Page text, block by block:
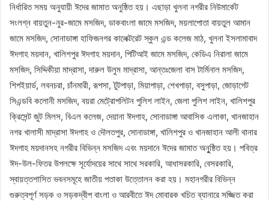
নির্ধারিত সময় অনুযায়ী ঈদের জামাত অনুষ্ঠিত হয়। এছাড়া খুলনা নগরীর নিউমার্কেট
সংলগ্ন বায়তুন-নুর-জামে মসজিদ, ডাকবাংলা জামে মসজিদ, ময়লাপোতা বায়তুল আমান
জামে মসজিদ, সোনাডাঙ্গা হাফিজনগর কালেক্টরেট স্কুল এন্ড কলেজ মাঠ, খুলনা ইসলামাবাদ
ঈদগাহ ময়দান, খালিশপুর ঈদগাহ ময়দান, পিটিআই জামে মসজিদ, কেডিএ নিরালা জামে
মসজিদ, সিদ্দিকীয়া মাদ্রাসা, দারুল উলুম মাদ্রাসা, আন্তঃজেলা বাস টার্মিনাল মসজিদ,
শিপইয়ার্ড, লবনচরা, চাঁনমারী, রূপসা, টুটপাড়া, মিয়াপাড়া, শেখপাড়া, বসুপাড়া, জোড়াগেট
সিএন্ডবি কলোনী মসজিদ, বয়রা মেট্রোপলিটন পুলিশ লাইন, জেলা পুলিশ লাইন, খালিশপুর
ক্রিসেন্ট জুট মিলস, বিএল কলেজ, দেয়ানা ঈদগাহ, সোনাডাঙ্গা আবাসিক এলাকা, খানজাহান
নগর খালাসী মাদ্রাসা ঈদগাহ ও দৌলতপুর, সোনাডাঙ্গা, খালিশপুর ও খানজাহান আলী থানার
ঈদগাহ ময়দানসহ নগরীর বিভিন্ন মসজিদ এবং ময়দানে ঈদের জামাত অনুুষ্ঠিত হয়। পবিত্র
ঈদ-উল-ফিতর উপলক্ষে সূর্যোদয়ের সাথে সাথে সরকারি, আধাসরকারি, বেসরকারি,
স্বায়ত্তশাসিত ভবনসমূহে জাতীয় পতাকা উত্তোলন করা হয়। মহানগরীর বিভিন্ন
গুরুত্বপূর্ণ সড়ক ও সড়কদ্বীপ বাংলা ও আরবীতে ঈদ মোবারক খচিত ব্যানারে সজ্জিত করা